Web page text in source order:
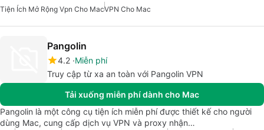
Tiện Ích Mở Rộng Vpn Cho MacVPN Cho Mac
Pangolin
4.2 Miễn phí
Truy cập từ xa an toàn với Pangolin VPN
Tải xuống miễn phí dành cho Mac
Pangolin là một công cụ tiện ích miễn phí được thiết kế cho người
dùng Mac, cung cấp dịch vụ VPN và proxy nhận…